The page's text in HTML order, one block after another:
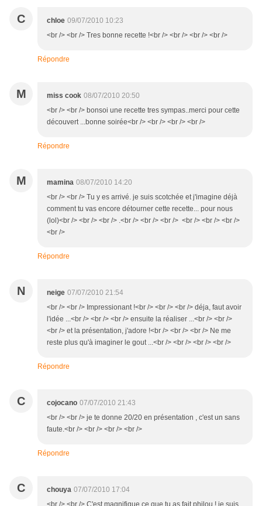
C chloe 09/07/2010 10:23
<br /> <br /> Tres bonne recette !<br /> <br /> <br /> <br />
Répondre
M miss cook 08/07/2010 20:50
<br /> <br /> bonsoi une recette tres sympas..merci pour cette
découvert ...bonne soirée<br /> <br /> <br /> <br />
Répondre
M mamina 08/07/2010 14:20
<br /> <br /> Tu y es arrivé. je suis scotchée et j'imagine déjà
comment tu vas encore détourner cette recette... pour nous
(lol)<br /> <br /> <br /> .<br /> <br /> <br /> <br /> <br /> <br />
<br />
Répondre
N neige 07/07/2010 21:54
<br /> <br /> Impressionant !<br /> <br /> <br /> déja, faut avoir
l'idée ...<br /> <br /> <br /> ensuite la réaliser ...<br /> <br />
<br /> et la présentation, j'adore !<br /> <br /> <br /> Ne me
reste plus qu'à imaginer le gout ...<br /> <br /> <br /> <br />
Répondre
C cojocano 07/07/2010 21:43
<br /> <br /> je te donne 20/20 en présentation , c'est un sans
faute.<br /> <br /> <br /> <br />
Répondre
C chouya 07/07/2010 17:04
<br /> <br /> C'est magnifique ce que tu as fait philou ! je suis